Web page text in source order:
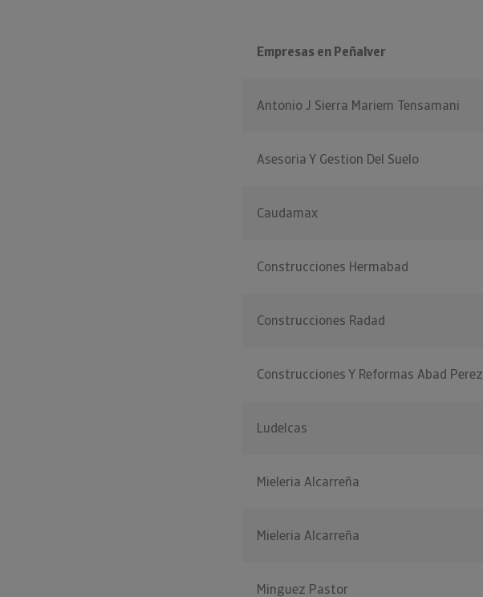
Empresas en Peñalver
Antonio J Sierra Mariem Tensamani
Asesoria Y Gestion Del Suelo
Caudamax
Construcciones Hermabad
Construcciones Radad
Construcciones Y Reformas Abad Perez
Ludelcas
Mieleria Alcarreña
Mieleria Alcarreña
Minguez Pastor